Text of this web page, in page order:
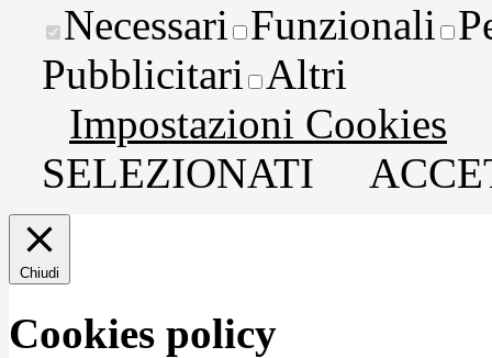
Necessari Funzionali
Pubblicitari Altri
Impostazioni Cookies
SELEZIONATI
Chiudi
Cookies policy